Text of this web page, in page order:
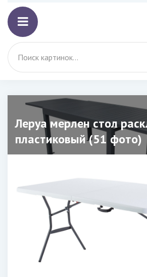
Леруа мерлен стол
пластиковый (51 фото)